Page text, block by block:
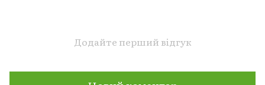
Додайте перший відгук